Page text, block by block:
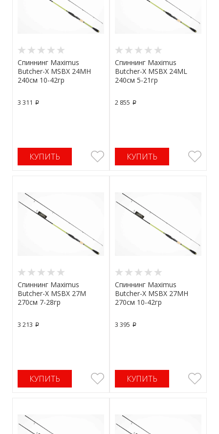
Спиннинг Maximus
Butcher-X MSBX 24MH
240см 10-42гр
3 311 p
КУПИТЬ
Спиннинг Maximus
Butcher-X MSBX 24ML
240см 5-21гр
2 855 p
КУПИТЬ
Спиннинг Maximus
Butcher-X MSBX 27M
270см 7-28гр
3 213 p
КУПИТЬ
Спиннинг Maximus
Butcher-X MSBX 27MH
270см 10-42гр
3 395 p
КУПИТЬ